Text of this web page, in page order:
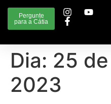
Pergunte
para a Cátia
Dia: 25
2023